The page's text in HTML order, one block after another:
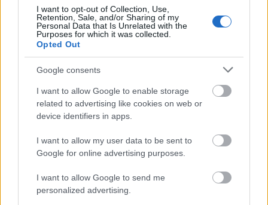
I want to opt-out of Collection, Use,
Retention, Sale, and/or Sharing of my
Personal Data that Is Unrelated with the
Purposes for which it was collected.
Opted Out
Google consents
I want to allow Google to enable storage
related to advertising like cookies on web or
device identifiers in apps.
I want to allow my user data to be sent to
Google for online advertising purposes.
I want to allow Google to send me
personalized advertising.
Országos hírek
Kecskeméten is szakirányú továbbképzésekkel erősít a Gál
Ferenc Egyetem
Kiemelt fontosságú a Gál Ferenc Egyetem számára a jövőbe
mutató szakmai felkészültség átadása, a folyamatos szakmai
fejlődés támogatása.
Országos hírek
A lakosságra is fontos szerep hárul a szúnyoginvázió
Folytatódik a szúnyogírtás szerte az országban. Az ázsiai
tigrisszúnyog a vízhiány ellenére is talál szaporodási helyet a
Országos hírek